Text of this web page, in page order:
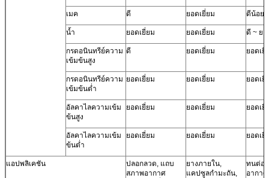
เมค ดี ยอดเยี่ยม ดีน้อยล
น้ำ ยอดเยี่ยม ยอดเยี่ยม ดี ~ ยอ
กรดอนินทรีย์ความ
เข้มข้นสูง
ดี ยอดเยี่ยม ยอดเยี่
กรดอนินทรีย์ความ
เข้มข้นต่ำ
ยอดเยี่ยม ยอดเยี่ยม ยอดเยี่
อัลคาไลความเข้ม
ข้นสูง
ยอดเยี่ยม ยอดเยี่ยม ยอดเยี่
อัลคาไลความเข้ม
ข้นต่ำ
ยอดเยี่ยม ยอดเยี่ยม ยอดเยี่
แอปพลิเคชัน
ปลอกลวด, แถบ
สภาพอากาศ
ยางภายใน,
แคปซูลกำมะถัน,
ทนต่อ
อากาศ